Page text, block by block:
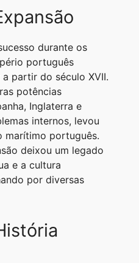
durante os
português
partir do século XVII.
potências
Inglaterra e
internos, levou
marítimo português.
deixou um legado
e a cultura
por diversas